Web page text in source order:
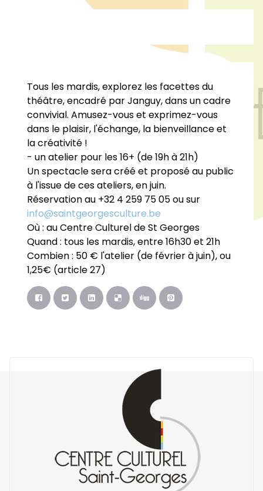
Tous les mardis, explorez les facettes du
théâtre, encadré par Janguy, dans un cadre
convivial. Amusez-vous et exprimez-vous
dans le plaisir, l'échange, la bienveillance et
la créativité !
- un atelier pour les 16+ (de 19h à 21h)
Un spectacle sera créé et proposé au public
à l'issue de ces ateliers, en juin.
Réservation au +32 4 259 75 05 ou sur
info@saintgeorgesculture.be
Où : au Centre Culturel de St Georges
Quand : tous les mardis, entre 16h30 et 21h
Combien : 50 € l'atelier (de février à juin), ou
1,25€ (article 27)